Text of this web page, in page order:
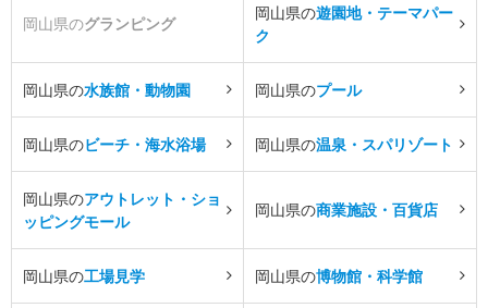
岡山県のグランピング
岡山県の遊園地・テーマパー
ク
岡山県の水族館・動物園 岡山県のプール
岡山県のビーチ・海水浴場 岡山県の温泉・スパリゾート
岡山県のアウトレット・ショ
ッピングモール
岡山県の商業施設・百貨店
岡山県の工場見学 岡山県の博物館・科学館